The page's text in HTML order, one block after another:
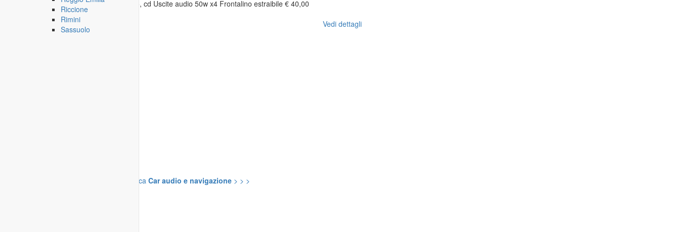
Riccione
Rimini
Sassuolo
STEREO KENWOOD KDC W 4027 Radio, cd Uscite audio 50w x4 Frontalino estraibile € 40,00
30.01.2017 Vedi dettagli
della rubrica Car audio e navigazione > > >